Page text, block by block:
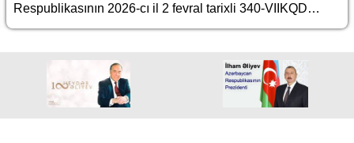
Respublikasının 2026-cı il 2 fevral tarixli 340-VIIKQD
nömrəli Konstitusiya Qanununun icrası ilə əlaqədar